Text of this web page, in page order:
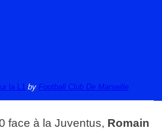
la L1 by Football Club De Marseille
face à la Juventus, Romain